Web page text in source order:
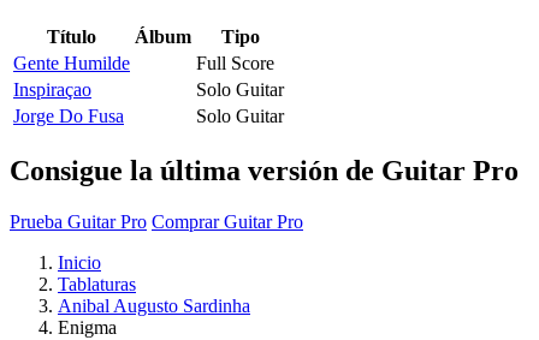
Título Álbum
Tipo
Gente Humilde
Full Score
Inspiraçao
Solo Guitar
Jorge Do Fusa
Solo Guitar
Consigue la última versión de Guitar Pro
Prueba Guitar Pro Comprar Guitar Pro
Inicio
Tablaturas
Anibal Augusto Sardinha
Enigma